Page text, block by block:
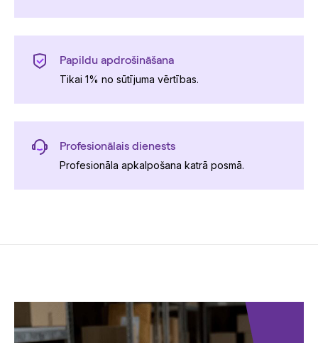
Papildu apdrošināšana
Tikai 1% no sūtījuma vērtības.
Profesionālais dienests
Profesionāla apkalpošana katrā posmā.